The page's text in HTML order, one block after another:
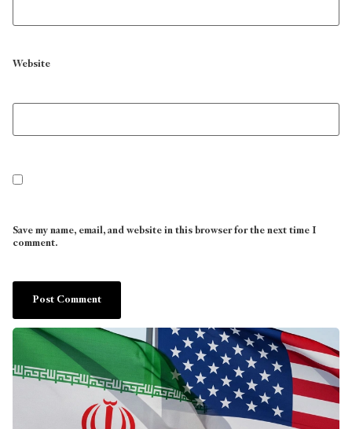
Website
Save my name, email, and website in this browser for the next time I
comment.